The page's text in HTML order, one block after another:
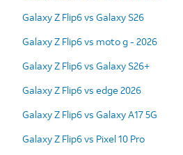
Galaxy Z Flip6 vs Galaxy S26
Galaxy Z Flip6 vs moto g - 2026
Galaxy Z Flip6 vs Galaxy S26+
Galaxy Z Flip6 vs edge 2026
Galaxy Z Flip6 vs Galaxy A17 5G
Galaxy Z Flip6 vs Pixel 10 Pro